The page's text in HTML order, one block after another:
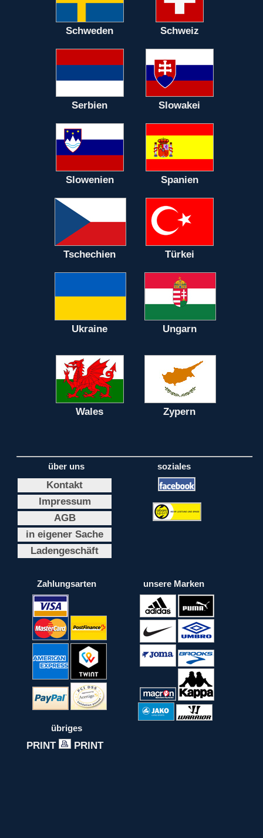
Schweden Schweiz
Serbien Slowakei
Slowenien Spanien
Tschechien Türkei
Ukraine Ungarn
Wales Zypern
über uns
Kontakt
Impressum
AGB
in eigener Sache
Ladengeschäft
soziales
Zahlungsarten unsere Marken
übriges
PRINT PRINT